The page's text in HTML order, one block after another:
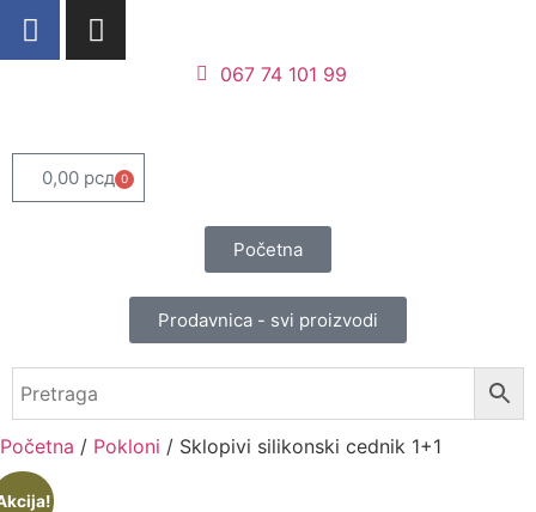
067 74 101 99
0,00 рсд 0
Početna
Prodavnica - svi proizvodi
Početna / Pokloni / Sklopivi silikonski cednik 1+1